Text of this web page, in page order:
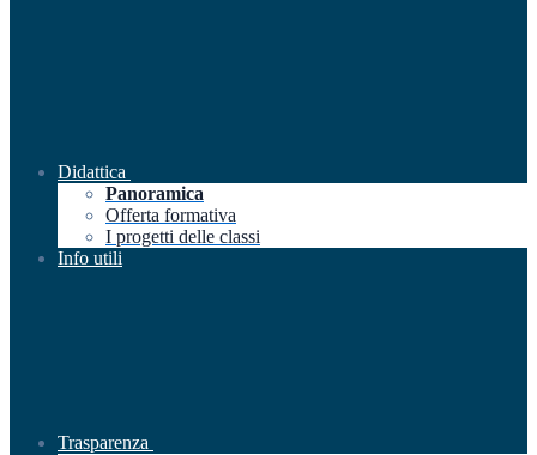
Didattica
Panoramica
Offerta formativa
I progetti delle classi
Info utili
Trasparenza